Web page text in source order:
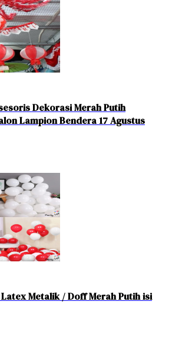
Dekorasi Merah Putih
Lampion Bendera 17 Agustus
Metalik / Doff Merah Putih isi